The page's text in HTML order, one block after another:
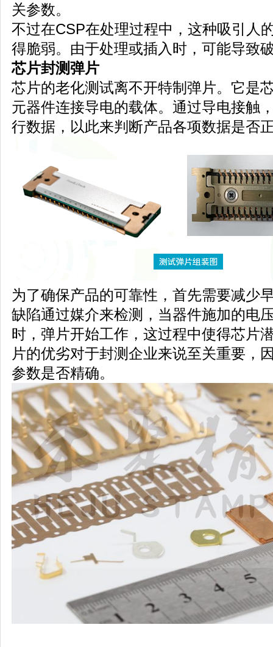
关参数。
不过在CSP在处理过程中，这种吸引人
得脆弱。由于处理或插入时，可能导致
芯片封测弹片
芯片的老化测试离不开特制弹片。它是
元器件连接导电的载体。通过导电接触
行数据，以此来判断产品各项数据是否
为了确保产品的可靠性，首先需要减少
缺陷通过媒介来检测，当器件施加的电
时，弹片开始工作，这过程中使得芯片
片的优劣对于封测企业来说至关重要，
参数是否精确。